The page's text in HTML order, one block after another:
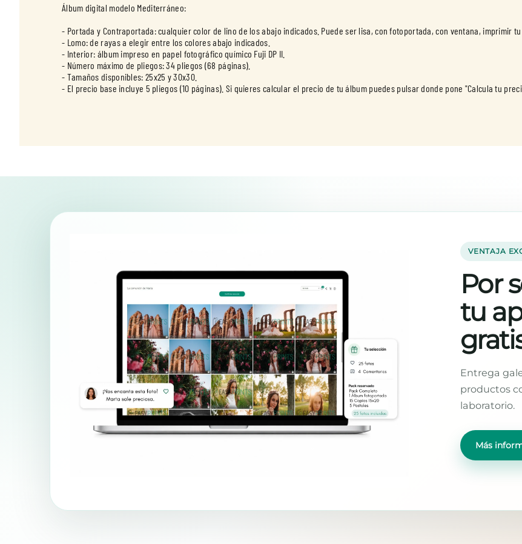
Álbum digital modelo Mediterráneo:
- Portada y Contraportada: cualquier color de lino de los abajo indicados. Puede ser lisa, con fotoportada, con ventana, imprimir
- Lomo: de rayas a elegir entre los colores abajo indicados.
- Interior: álbum impreso en papel fotográfico químico Fuji DP II.
- Número máximo de pliegos: 34 pliegos (68 páginas).
- Tamaños disponibles: 25x25 y 30x30.
VENTAJA
Por
tu
Entrega
productos
laboratorio.
Más